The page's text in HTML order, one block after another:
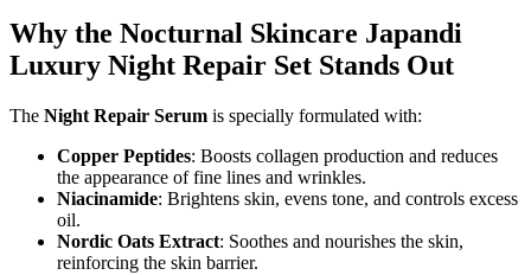
Why the Nocturnal Skincare Japandi
Luxury Night Repair Set Stands Out
The Night Repair Serum is specially formulated with:
Copper Peptides: Boosts collagen production and reduces
the appearance of fine lines and wrinkles.
Niacinamide: Brightens skin, evens tone, and controls excess
oil.
Nordic Oats Extract: Soothes and nourishes the skin,
reinforcing the skin barrier.